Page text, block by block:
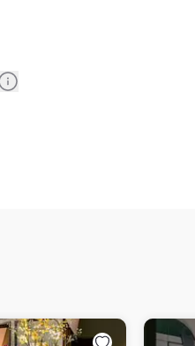
Information